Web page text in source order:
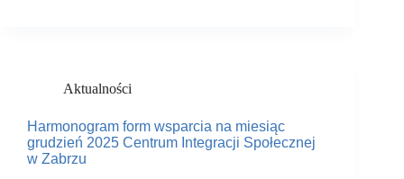
Aktualności
Harmonogram form wsparcia na miesiąc
grudzień 2025 Centrum Integracji Społecznej
w Zabrzu